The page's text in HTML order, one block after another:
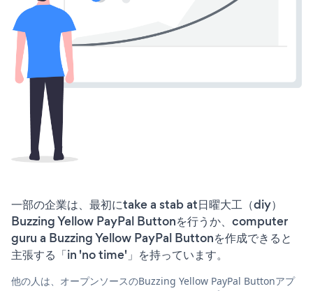
一部の企業は、最初にtake a stab at日曜大工（diy）
Buzzing Yellow PayPal Buttonを行うか、computer
guru a Buzzing Yellow PayPal Buttonを作成できると
主張する「in 'no time'」を持っています。
他の人は、オープンソースのBuzzing Yellow PayPal Buttonアプ